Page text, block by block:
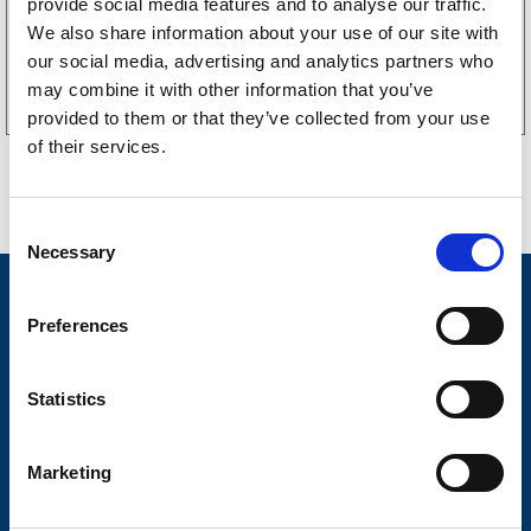
provide social media features and to analyse our traffic.
We also share information about your use of our site with
our social media, advertising and analytics partners who
may combine it with other information that you’ve
provided to them or that they’ve collected from your use
of their services.
o
Necessary
Preferences
Statistics
Marketing
Köp online
Släpvagnsservice
Frågor & Svar
Butikskoncept